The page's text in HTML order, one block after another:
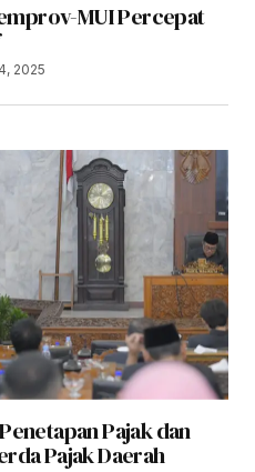
MUI Percepat
2025
Pajak dan
Pajak Daerah